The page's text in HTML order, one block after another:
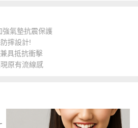
氣墊抗震保護
摔設計!
具抵抗衝擊
原有流線感